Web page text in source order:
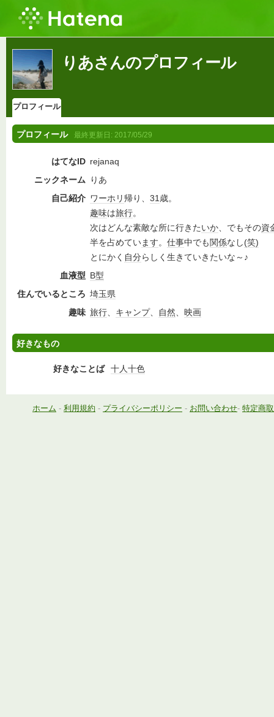
りあさんのプロフィール
プロフィール
プロフィール 最終更新日: 2017/05/29
はてなID rejanaq
ニックネーム
りあ
自己紹介 ワーホリ 帰り、 31歳。
趣味は旅行。
次はどんな素敵な所に行きたいか、でもその資
半を占めています。 仕事中でも関係なし(笑)
とにかく 自分らしく生きていきたいな～♪
血液型 B型
住んでいるところ 埼玉県
趣味 旅行、 キャンプ、 自然、 映画
好きなもの
好きなことば 十人十色
ホーム - 利用規約 - プライバシーポリシー - お問い合わせ- 特定商